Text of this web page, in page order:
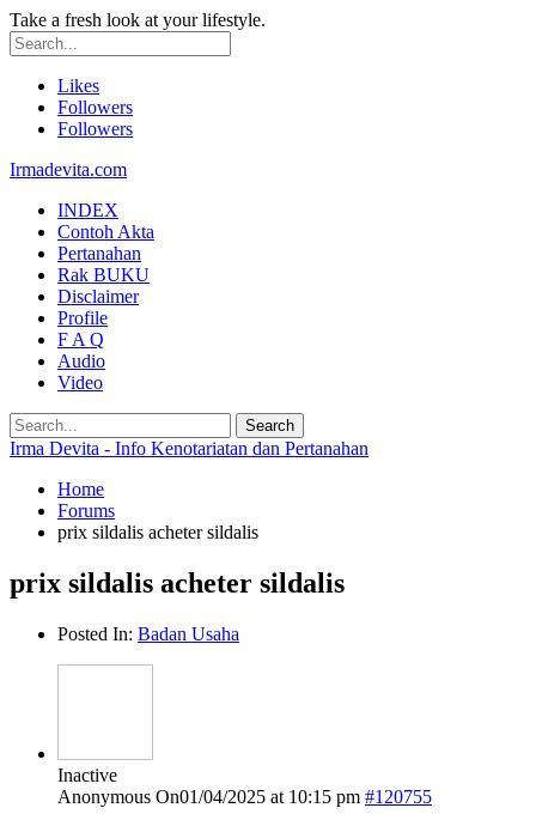
Take a fresh look at your lifestyle.
Likes
Followers
Followers
Irmadevita.com
INDEX
Contoh Akta
Pertanahan
Rak BUKU
Disclaimer
Profile
F A Q
Audio
Video
Irma Devita - Info Kenotariatan dan Pertanahan
Home
Forums
prix sildalis acheter sildalis
prix sildalis acheter sildalis
Posted In: Badan Usaha
Inactive
Anonymous On01/04/2025 at 10:15 pm #120755